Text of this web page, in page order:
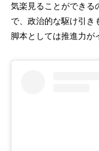
気楽見ることができる
で、政治的な駆け引き
脚本としては推進力が